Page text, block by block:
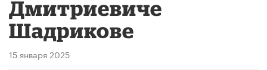
Дмитриевиче
Шадрикове
15 января 2025